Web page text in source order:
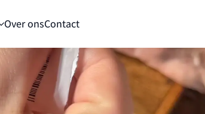
Over onsContact